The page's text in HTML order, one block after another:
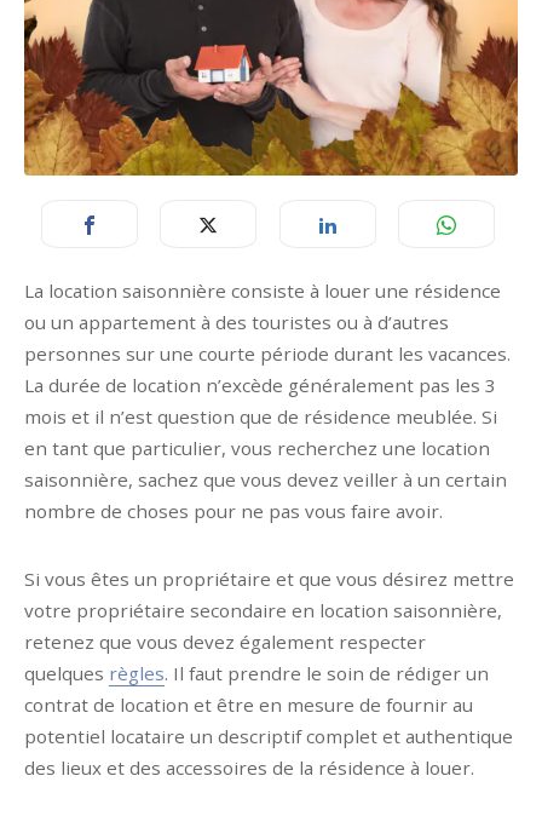
La location saisonnière consiste à louer une résidence
ou un appartement à des touristes ou à d’autres
personnes sur une courte période durant les vacances.
La durée de location n’excède généralement pas les 3
mois et il n’est question que de résidence meublée. Si
en tant que particulier, vous recherchez une location
saisonnière, sachez que vous devez veiller à un certain
nombre de choses pour ne pas vous faire avoir.
Si vous êtes un propriétaire et que vous désirez mettre
votre propriétaire secondaire en location saisonnière,
retenez que vous devez également respecter
quelques règles. Il faut prendre le soin de rédiger un
contrat de location et être en mesure de fournir au
potentiel locataire un descriptif complet et authentique
des lieux et des accessoires de la résidence à louer.